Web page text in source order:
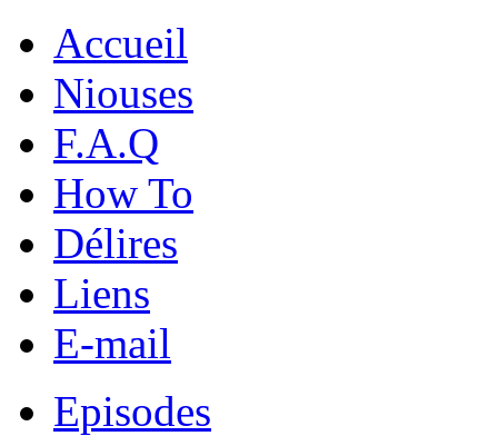
Accueil
Niouses
F.A.Q
How To
Délires
Liens
E-mail
Episodes